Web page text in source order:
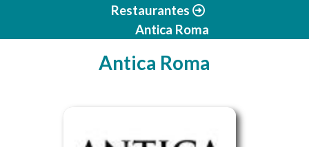
Restaurantes
Antica Roma
Antica Roma